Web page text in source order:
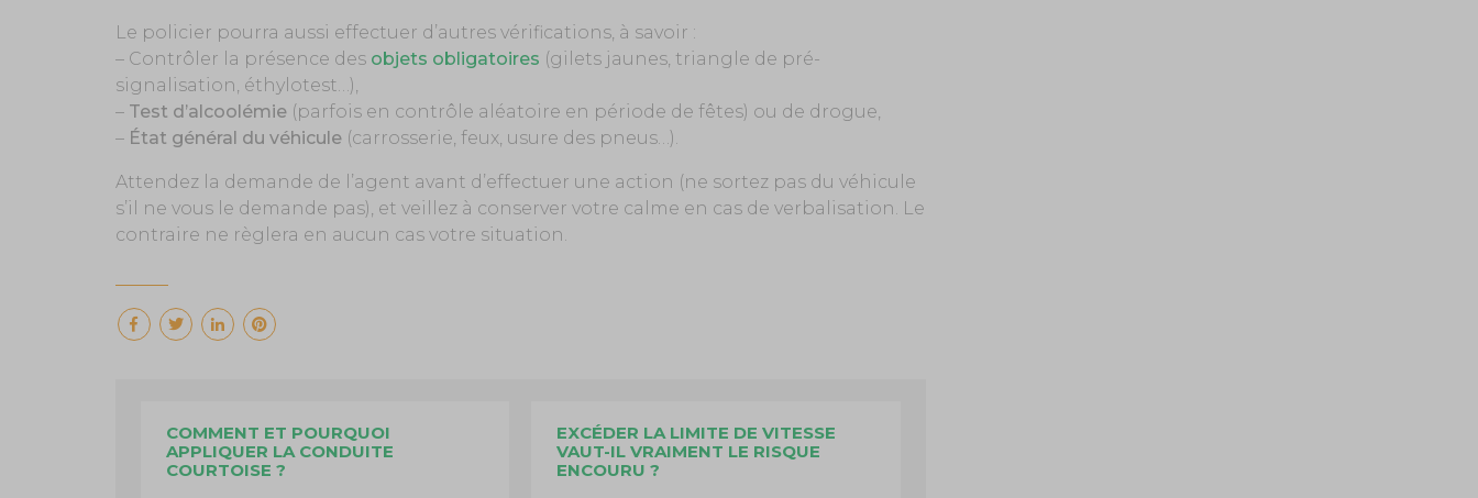
Le policier pourra aussi effectuer d’autres vérifications, à savoir :
– Contrôler la présence des objets obligatoires (gilets jaunes, triangle de pré-
signalisation, éthylotest…),
– Test d’alcoolémie(parfois en contrôle aléatoire en période de fêtes) ou de drogue,
–État général du véhicule(carrosserie, feux, usure des pneus…).
Attendez la demande de l’agent avant d’effectuer une action (ne sortez pas du véhicule
s’il ne vous le demande pas), et veillez à conserver votre calme en cas de verbalisation. Le
contraire ne règlera en aucun cas votre situation.
COMMENT ET POURQUOI
APPLIQUER LA CONDUITE
COURTOISE ?
EXCÉDER LA LIMITE DE VITESSE
VAUT-IL VRAIMENT LE RISQUE
ENCOURU ?